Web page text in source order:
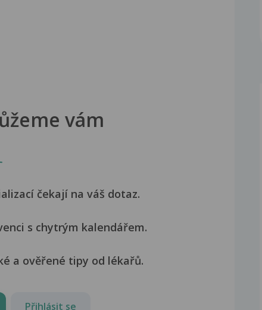
vám
čekají na váš dotaz.
s chytrým kalendářem.
a ověřené tipy od lékařů.
Přihlásit se